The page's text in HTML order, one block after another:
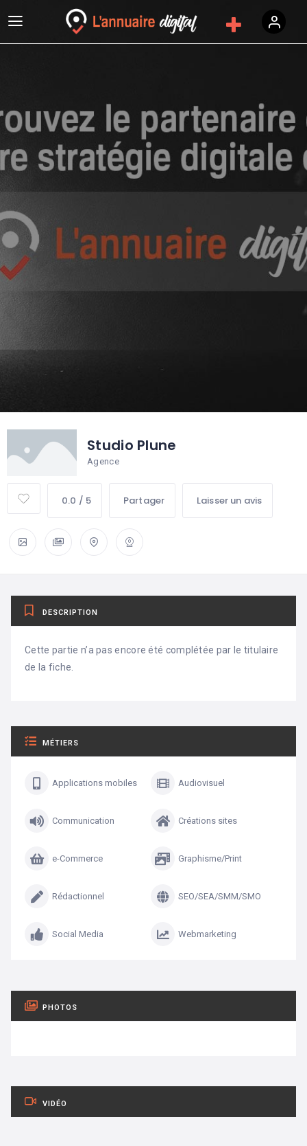
Studio Plune
Agence
0.0 / 5 Partager Laisser un avis
DESCRIPTION
Cette partie n’a pas encore été complétée par le titulaire
de la fiche.
MÉTIERS
Applications mobiles Audiovisuel
Communication Créations sites
e-Commerce Graphisme/Print
Rédactionnel SEO/SEA/SMM/SMO
Social Media Webmarketing
PHOTOS
VIDÉO